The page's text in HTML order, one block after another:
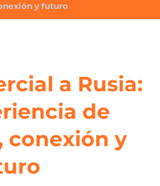
y futuro
a Rusia:
de
conexión y